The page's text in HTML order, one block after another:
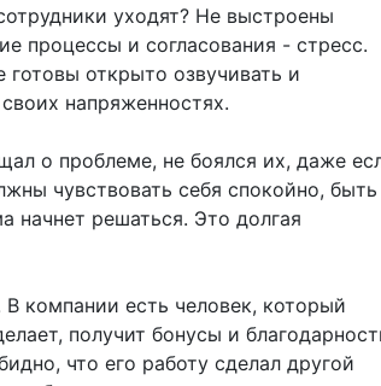
уходят? Не выстроены
процессы и согласования - стресс.
открыто озвучивать и
напряженностях.
о проблеме, не боялся их, даже
чувствовать себя спокойно, быть
начнет решаться. Это долгая
компании есть человек, который
получит бонусы и
что его работу сделал другой